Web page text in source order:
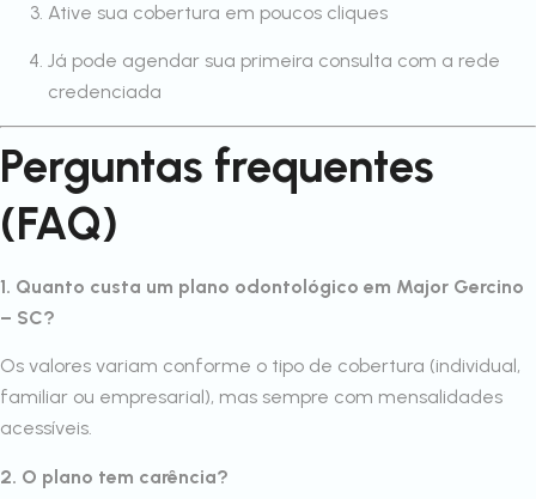
Ative sua cobertura em poucos cliques
Já pode agendar sua primeira consulta com a rede
credenciada
Perguntas frequentes
(FAQ)
1. Quanto custa um plano odontológico em Major Gercino
– SC?
Os valores variam conforme o tipo de cobertura (individual,
familiar ou empresarial), mas sempre com mensalidades
acessíveis.
2. O plano tem carência?